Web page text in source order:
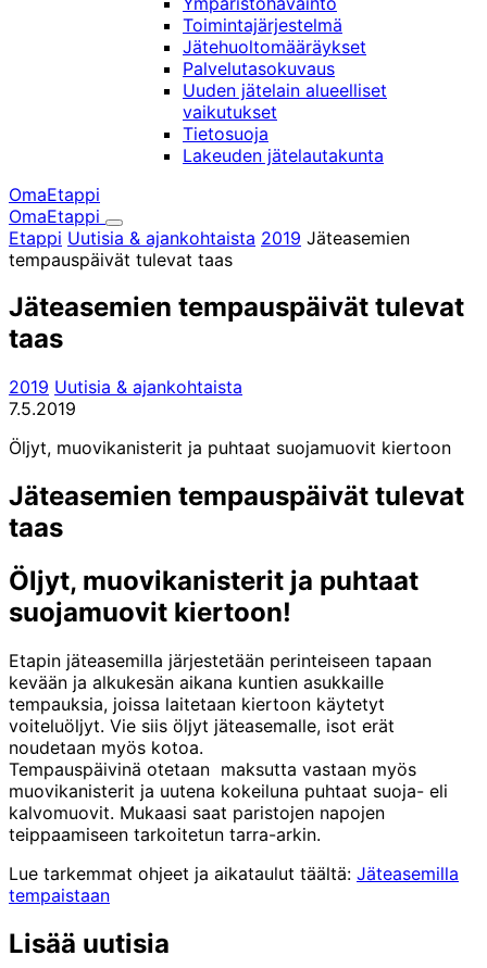
Toimintajärjestelmä
Jätehuoltomääräykset
Palvelutasokuvaus
Uuden jätelain alueelliset
vaikutukset
Tietosuoja
Lakeuden jätelautakunta
OmaEtappi
OmaEtappi
Haku
Olet
täällä:
Etappi Uutisia & ajankohtaista 2019 Jäteasemien
tempauspäivät tulevat taas
Jäteasemien tempauspäivät tulevat
taas
2019 Uutisia & ajankohtaista
7.5.2019
Öljyt, muovikanisterit ja puhtaat suojamuovit kiertoon
Jäteasemien tempauspäivät tulevat
taas
Öljyt, muovikanisterit ja puhtaat
suojamuovit kiertoon!
Etapin jäteasemilla järjestetään perinteiseen tapaan
kevään ja alkukesän aikana kuntien asukkaille
tempauksia, joissa laitetaan kiertoon käytetyt
voiteluöljyt. Vie siis öljyt jäteasemalle, isot erät
noudetaan myös kotoa.
Tempauspäivinä otetaan maksutta vastaan myös
muovikanisterit ja uutena kokeiluna puhtaat suoja- eli
kalvomuovit. Mukaasi saat paristojen napojen
teippaamiseen tarkoitetun tarra-arkin.
Lue tarkemmat ohjeet ja aikataulut täältä: Jäteasemilla
tempaistaan
Jaa
tämä
Jaa:
Facebook
Jaa:
Twitter
Jaa:
LinkedIn
Jaa:
WhatsApp
Jaa:
Email
Lisää uutisia